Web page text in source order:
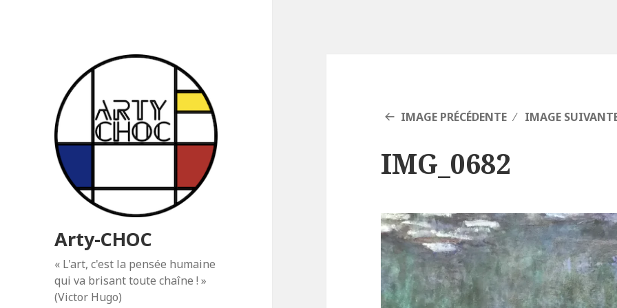
Arty-CHOC
« L'art, c'est la pensée humaine
qui va brisant toute chaîne ! »
(Victor Hugo)
IMAGE PRÉCÉDENTE IMAGE
IMG_0682